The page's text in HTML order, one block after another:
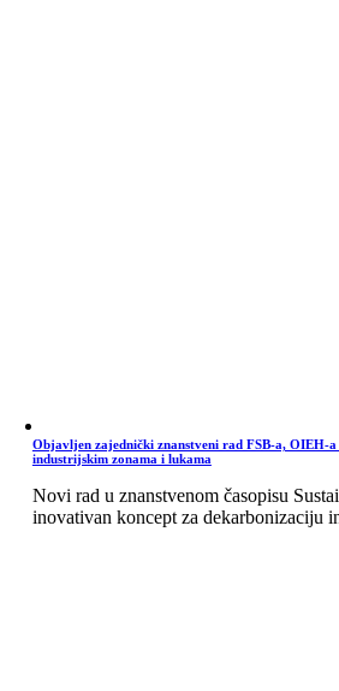
Objavljen zajednički znanstveni rad FSB-a, OIEH-
industrijskim zonama i lukama
Novi rad u znanstvenom časopisu
inovativan koncept za dekarbonizaciju